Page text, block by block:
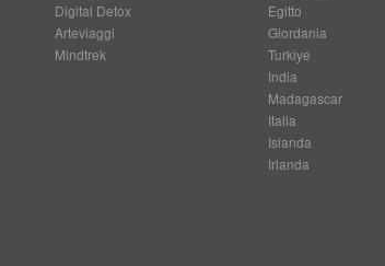
Digital Detox
Arteviaggi
Mindtrek
Egitto
Giordania
Turkiye
India
Madagascar
Italia
Islanda
Irlanda